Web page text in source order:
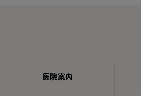
医院案内